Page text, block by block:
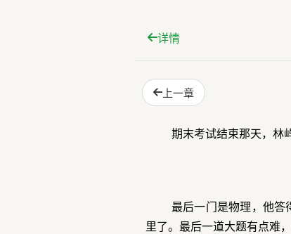
详情
上一章
期末考试结束那天，林
最后一门是物理，他答
里了。最后一道大题有点难